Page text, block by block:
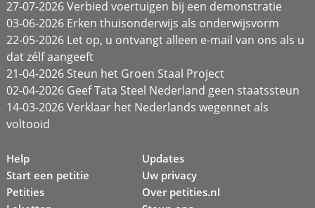
27-07-2026 Verbied voertuigen bij een demonstratie
03-06-2026 Erken thuisonderwijs als onderwijsvorm
22-05-2026 Let op, u ontvangt alleen e-mail van ons als u
dat zélf aangeeft
21-04-2026 Steun het Groen Staal Project
02-04-2026 Geef Tata Steel Nederland geen staatssteun
14-03-2026 Verklaar het Nederlands wegennet als
voltooid
Help
Start een petitie
Petities
Updates
Uw privacy
Over petities.nl